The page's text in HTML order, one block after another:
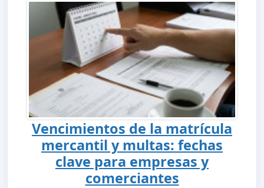
Vencimientos de la matrícula
mercantil y multas: fechas
clave para empresas y
comerciantes